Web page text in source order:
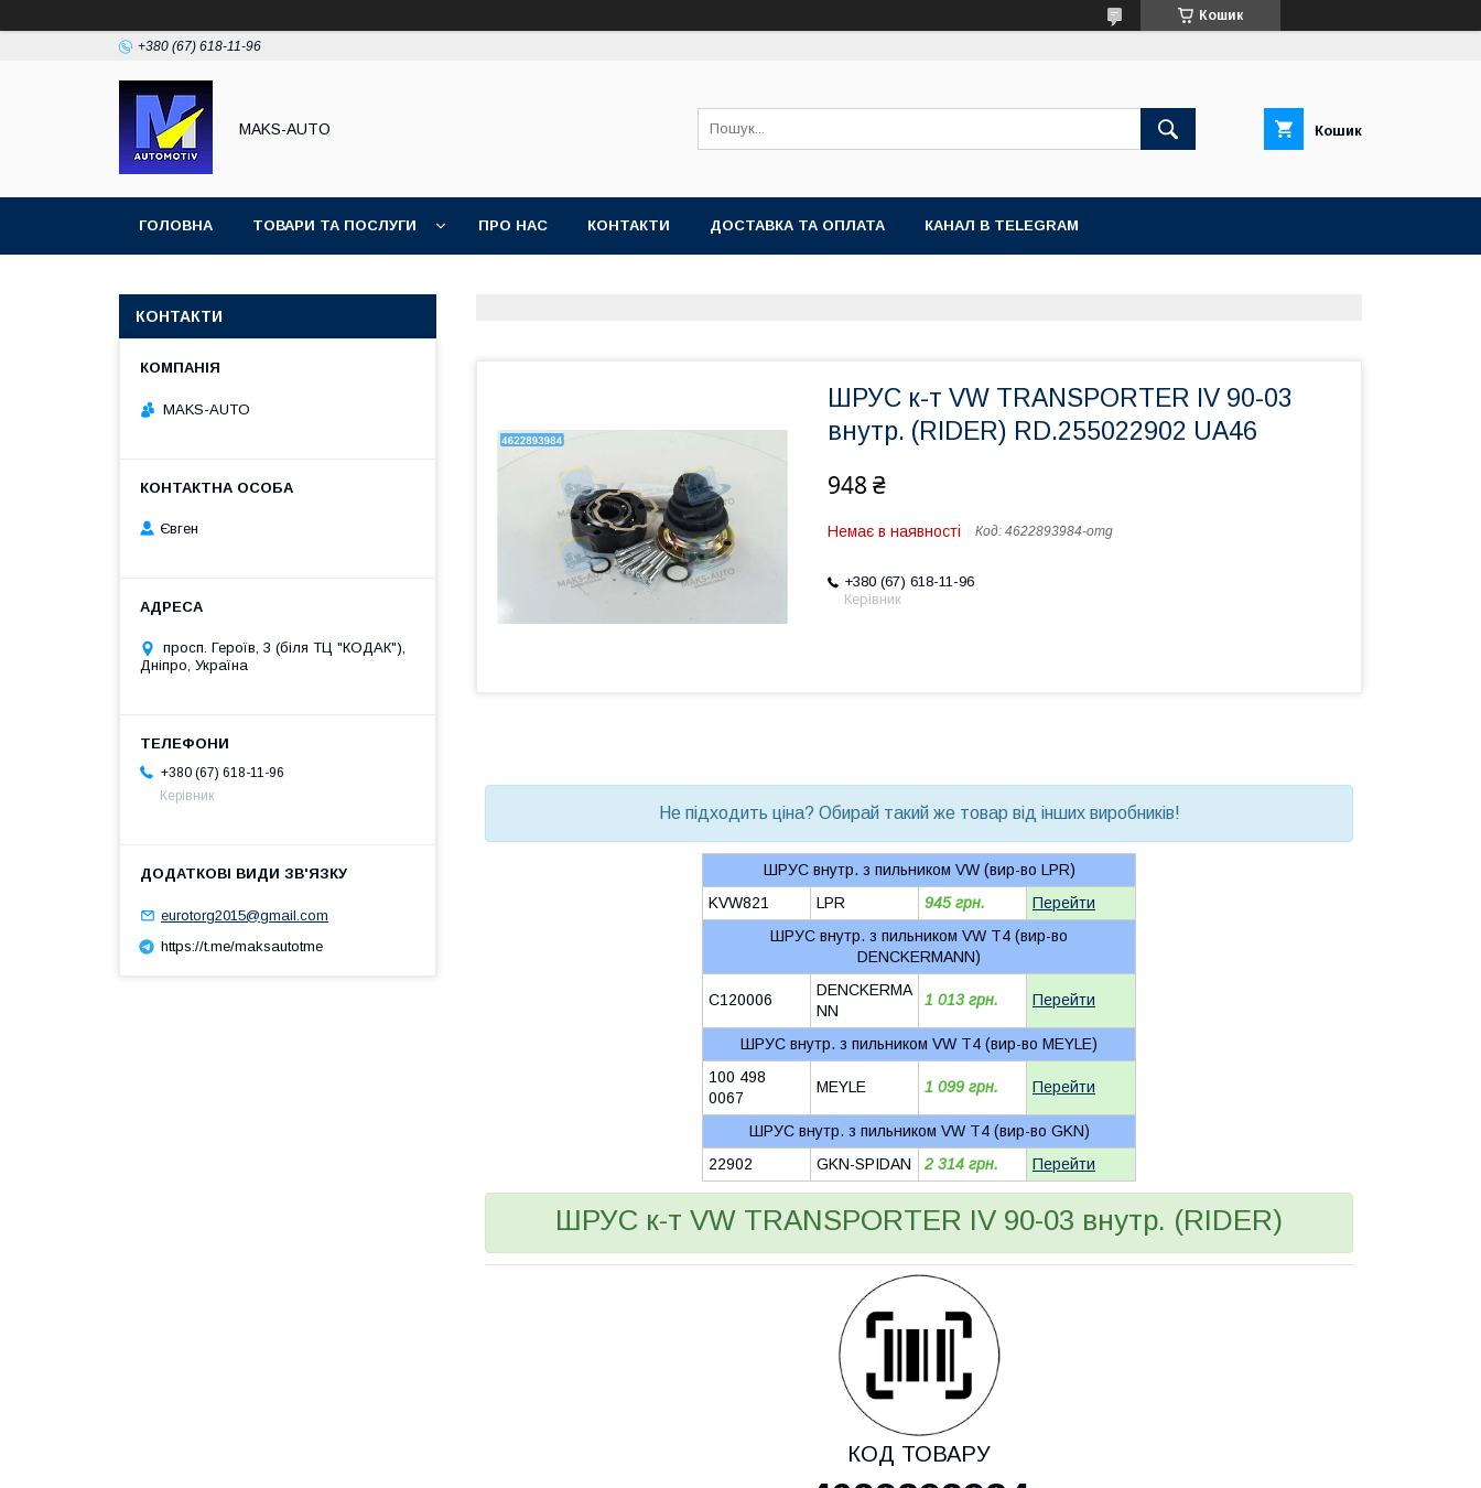
Кошик
+380 (67) 618-11-96
MAKS-AUTO Кошик
ГОЛОВНА ТОВАРИ ТА ПОСЛУГИ ПРО НАС КОНТАКТИ ДОСТАВКА ТА ОПЛАТА КАНАЛ В TELEGRAM
ШРУС к-т VW TRANSPORTER IV 90-03
внутр. (RIDER) RD.255022902 UA46
948 ₴
Немає в наявності Код: 4622893984-omg
+380 (67) 618-11-96
Керівник
Не підходить ціна? Обирай такий же товар від інших виробників!
ШРУС внутр. з пильником VW (вир-во LPR)
KVW821
LPR 945 грн.
Перейти
ШРУС внутр. з пильником VW Т4 (вир-во
DENCKERMANN)
C120006
DENCKERMA
NN
1 013 грн. Перейти
ШРУС внутр. з пильником VW T4 (вир-во MEYLE)
100 498
0067
MEYLE 1 099 грн. Перейти
ШРУС внутр. з пильником VW T4 (вир-во GKN)
22902
GKN-SPIDAN 2 314 грн. Перейти
ШРУС к-т VW TRANSPORTER IV 90-03 внутр. (RIDER)
КОД ТОВАРУ
КОНТАКТИ
MAKS-AUTO
Євген
просп. Героїв, 3 (біля ТЦ "КОДАК"),
Дніпро, Україна
+380 (67) 618-11-96
Керівник
eurotorg2015@gmail.com
https://t.me/maksautotme